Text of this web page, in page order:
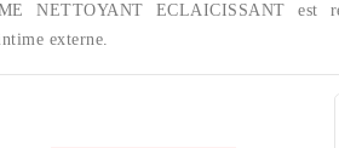
NETTOYANT ECLAICISSANT est
externe.